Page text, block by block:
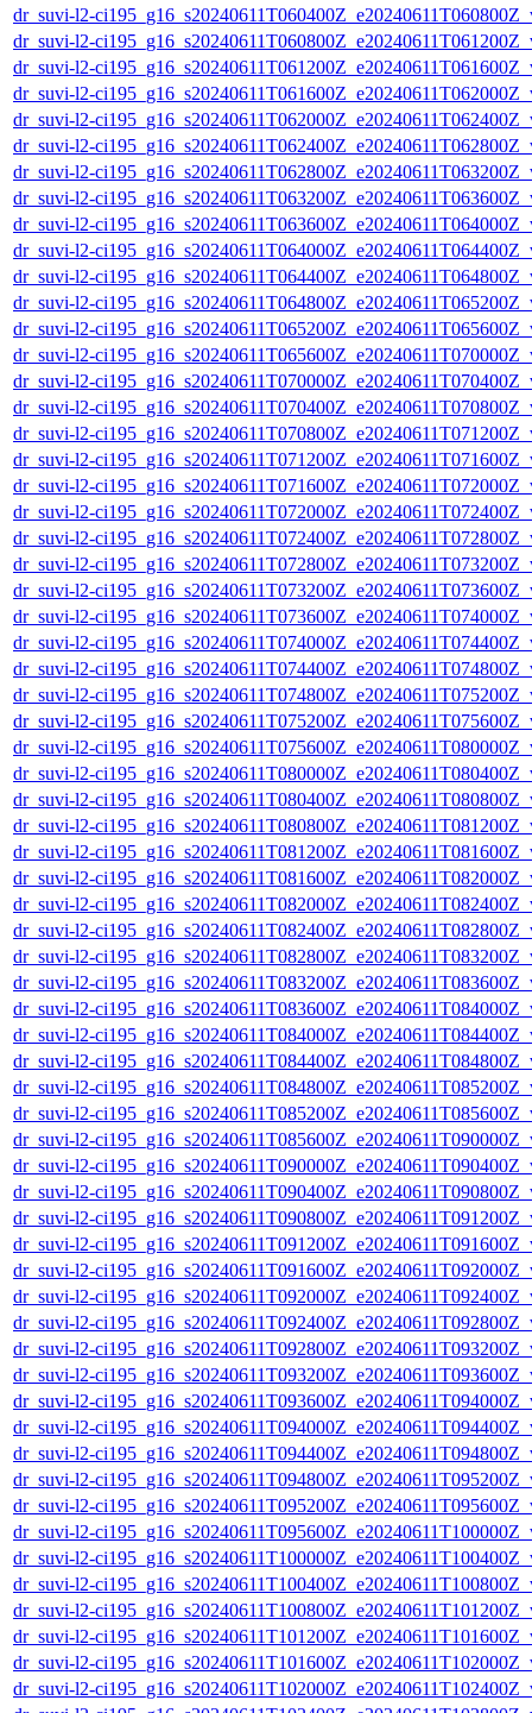
dr_suvi-l2-
dr_suvi-l2-
dr_suvi-l2-
dr_suvi-l2-
dr_suvi-l2-
dr_suvi-l2-
dr_suvi-l2-
dr_suvi-l2-
dr_suvi-l2-
dr_suvi-l2-
dr_suvi-l2-
dr_suvi-l2-
dr_suvi-l2-
dr_suvi-l2-
dr_suvi-l2-
dr_suvi-l2-
dr_suvi-l2-
dr_suvi-l2-
dr_suvi-l2-
dr_suvi-l2-
dr_suvi-l2-
dr_suvi-l2-
dr_suvi-l2-
dr_suvi-l2-
dr_suvi-l2-
dr_suvi-l2-
dr_suvi-l2-
dr_suvi-l2-
dr_suvi-l2-
dr_suvi-l2-
dr_suvi-l2-
dr_suvi-l2-
dr_suvi-l2-
dr_suvi-l2-
dr_suvi-l2-
dr_suvi-l2-
dr_suvi-l2-
dr_suvi-l2-
dr_suvi-l2-
dr_suvi-l2-
dr_suvi-l2-
dr_suvi-l2-
dr_suvi-l2-
dr_suvi-l2-
dr_suvi-l2-
dr_suvi-l2-
dr_suvi-l2-
dr_suvi-l2-
dr_suvi-l2-
dr_suvi-l2-
dr_suvi-l2-
dr_suvi-l2-
dr_suvi-l2-
dr_suvi-l2-
dr_suvi-l2-
dr_suvi-l2-
dr_suvi-l2-
dr_suvi-l2-
dr_suvi-l2-
dr_suvi-l2-
dr_suvi-l2-
dr_suvi-l2-
dr_suvi-l2-
dr_suvi-l2-
dr_suvi-l2-